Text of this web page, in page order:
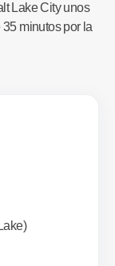
Lake City unos
minutos por la